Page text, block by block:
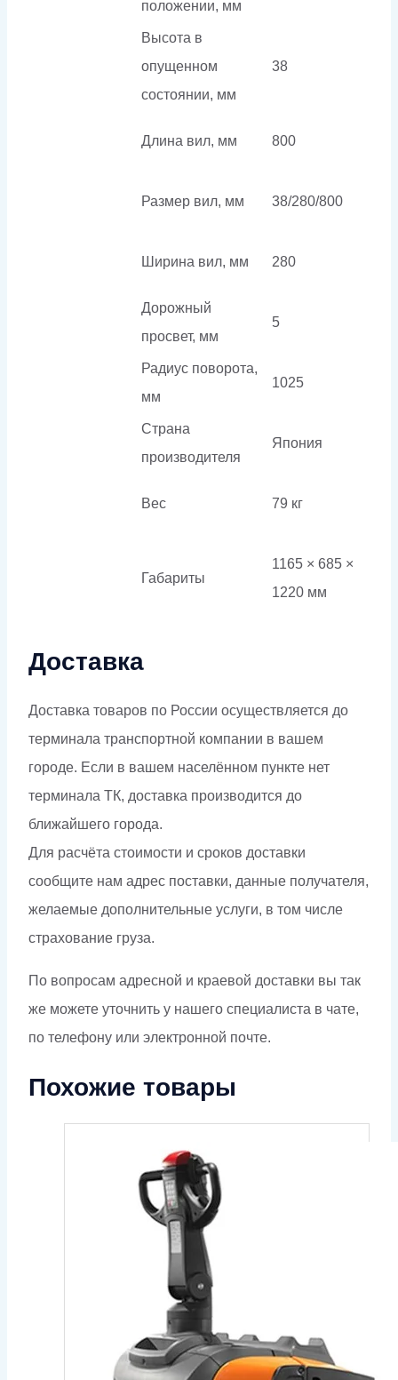
положении, мм
Высота в
опущенном
состоянии, мм
38
Длина вил, мм 800
Размер вил, мм 38/280/800
Ширина вил, мм 280
Дорожный
просвет, мм
5
Радиус поворота,
мм
1025
Страна
производителя
Япония
Вес 79 кг
Габариты
1165 × 685 ×
1220 мм
Доставка
Доставка товаров по России осуществляется до
терминала транспортной компании в вашем
городе. Если в вашем населённом пункте нет
терминала ТК, доставка производится до
ближайшего города.
Для расчёта стоимости и сроков доставки
сообщите нам адрес поставки, данные получателя,
желаемые дополнительные услуги, в том числе
страхование груза.
По вопросам адресной и краевой доставки вы так
же можете уточнить у нашего специалиста в чате,
по телефону или электронной почте.
Похожие товары